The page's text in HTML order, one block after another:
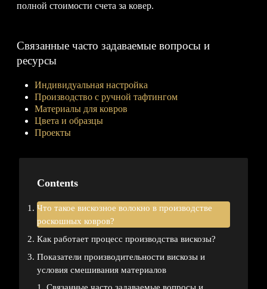
полной стоимости счета за ковер.
Связанные часто задаваемые вопросы и
ресурсы
Индивидуальная настройка
Производство с ручной тафтингом
Материалы для ковров
Цвета и образцы
Проекты
Contents
Что такое вискозное волокно в производстве
роскошных ковров?
Как работает процесс производства вискозы?
Показатели производительности вискозы и
условия смешивания материалов
Связанные часто задаваемые вопросы и